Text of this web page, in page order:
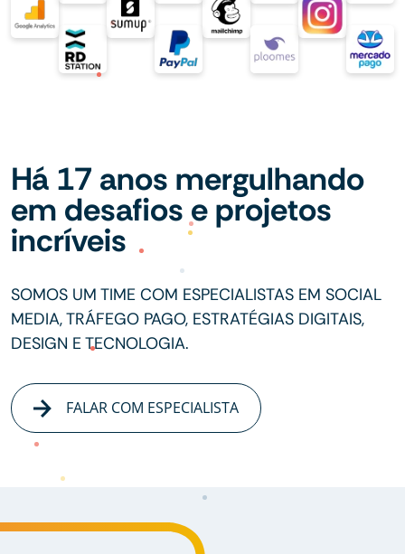
Há 17 anos mergulhando
em desafios e projetos
incríveis
SOMOS UM TIME COM ESPECIALISTAS EM SOCIAL
MEDIA, TRÁFEGO PAGO, ESTRATÉGIAS DIGITAIS,
DESIGN E TECNOLOGIA.
FALAR COM ESPECIALISTA